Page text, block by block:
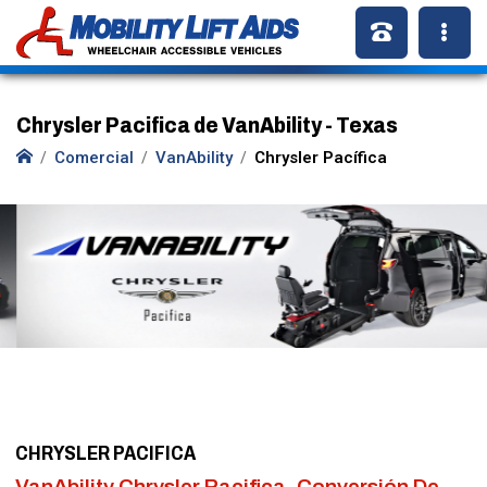
Chrysler Pacifica de VanAbility - Texas
Comercial VanAbility Chrysler Pacífica
CHRYSLER PACIFICA